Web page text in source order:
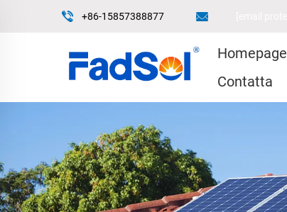
+86-15857388877
Homepage
Contatta